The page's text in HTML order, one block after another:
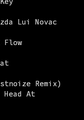
Lui Novac
Flow
Remix)
At